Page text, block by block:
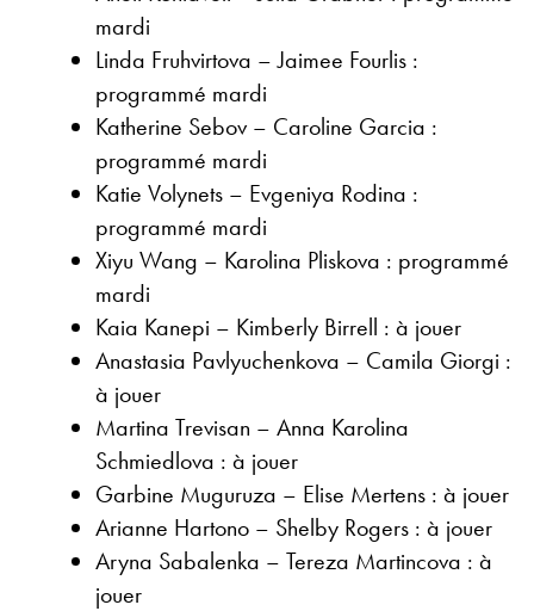
mardi
Linda Fruhvirtova – Jaimee Fourlis :
programmé mardi
Katherine Sebov – Caroline Garcia :
programmé mardi
Katie Volynets – Evgeniya Rodina :
programmé mardi
Xiyu Wang – Karolina Pliskova : programmé
mardi
Kaia Kanepi – Kimberly Birrell : à jouer
Anastasia Pavlyuchenkova – Camila Giorgi :
à jouer
Martina Trevisan – Anna Karolina
Schmiedlova : à jouer
Garbine Muguruza – Elise Mertens : à jouer
Arianne Hartono – Shelby Rogers : à jouer
Aryna Sabalenka – Tereza Martincova : à
jouer